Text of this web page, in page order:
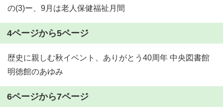
の(3)ー、9月は老人保健福祉月間
4ページから5ページ
歴史に親しむ秋イベント、ありがとう40周年 中央図書館
明徳館のあゆみ
6ページから7ページ